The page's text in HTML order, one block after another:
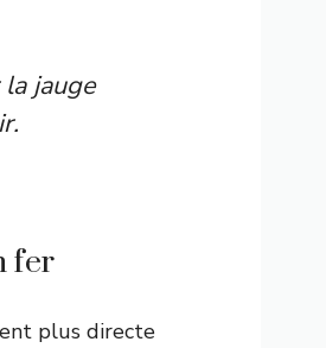
jauge
fer
plus directe